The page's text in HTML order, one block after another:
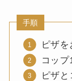
手順
ピザ
コッ
ピザ